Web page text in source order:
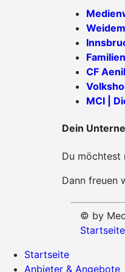
CF
MCI |
Dein
Du möchtest
Dann freuen
© by
Startseite
Startseite
Anbieter & Angebote